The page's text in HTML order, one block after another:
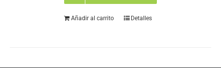
Añadir al carrito Detalles